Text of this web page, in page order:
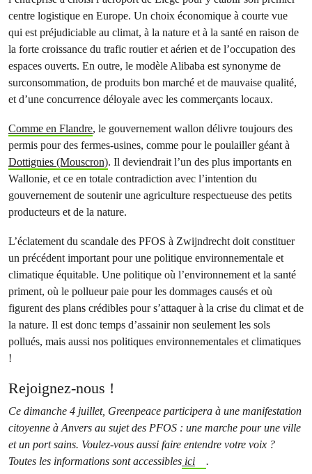
centre logistique en Europe. Un choix économique à courte vue
qui est préjudiciable au climat, à la nature et à la santé en raison de
la forte croissance du trafic routier et aérien et de l’occupation des
espaces ouverts. En outre, le modèle Alibaba est synonyme de
surconsommation, de produits bon marché et de mauvaise qualité,
et d’une concurrence déloyale avec les commerçants locaux.
Comme en Flandre, le gouvernement wallon délivre toujours des
permis pour des fermes-usines, comme pour le poulailler géant à
Dottignies (Mouscron). Il deviendrait l’un des plus importants en
Wallonie, et ce en totale contradiction avec l’intention du
gouvernement de soutenir une agriculture respectueuse des petits
producteurs et de la nature.
L’éclatement du scandale des PFOS à Zwijndrecht doit constituer
un précédent important pour une politique environnementale et
climatique équitable. Une politique où l’environnement et la santé
priment, où le pollueur paie pour les dommages causés et où
figurent des plans crédibles pour s’attaquer à la crise du climat et de
la nature. Il est donc temps d’assainir non seulement les sols
pollués, mais aussi nos politiques environnementales et climatiques
!
Rejoignez-nous !
Ce dimanche 4 juillet, Greenpeace participera à une manifestation
citoyenne à Anvers au sujet des PFOS : une marche pour une ville
et un port sains. Voulez-vous aussi faire entendre votre voix ?
Toutes les informations sont accessibles ici .